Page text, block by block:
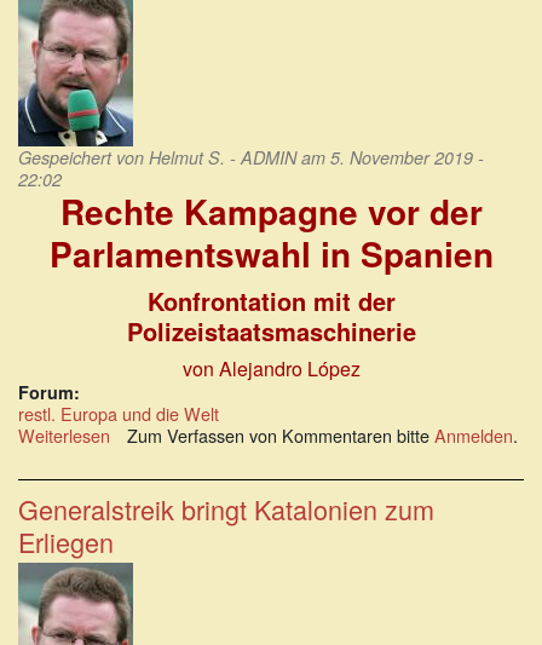
Gespeichert von Helmut S. - ADMINam 5. November 2019 -
22:02
Rechte Kampagne vor der
Parlamentswahl in Spanien
Konfrontation mit der
Polizeistaatsmaschinerie
von Alejandro López
Forum:
restl. Europa und die Welt
Weiterlesen über
Kampagne
vor
der
Parlamentswahl
in
Spanien
Zum Verfassen von Kommentaren bitteAnmelden.
Generalstreik bringt Katalonien zum
Erliegen